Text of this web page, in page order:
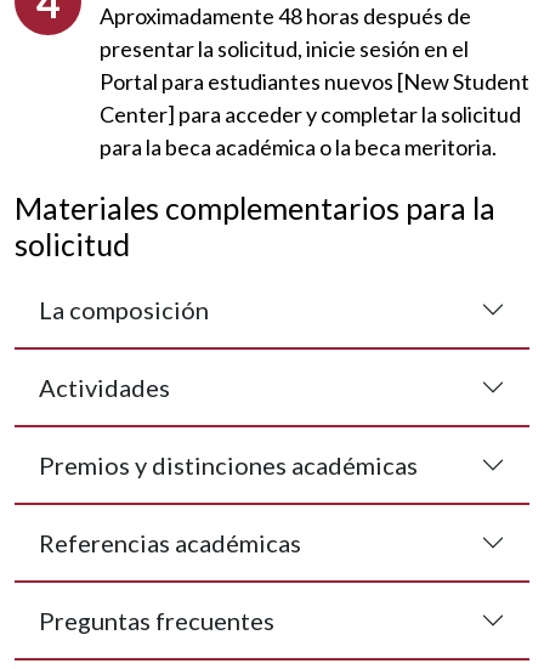
Aproximadamente 48 horas después de
presentar la solicitud, inicie sesión en el
Portal para estudiantes nuevos [New Student
Center] para acceder y completar la solicitud
para la beca académica o la beca meritoria.
Materiales complementarios para la
solicitud
La composición
Actividades
Premios y distinciones académicas
Referencias académicas
Preguntas frecuentes